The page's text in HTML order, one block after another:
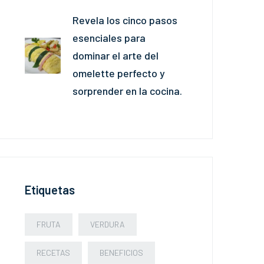
Revela los cinco pasos
esenciales para
dominar el arte del
omelette perfecto y
sorprender en la cocina.
Etiquetas
FRUTA VERDURA
RECETAS BENEFICIOS